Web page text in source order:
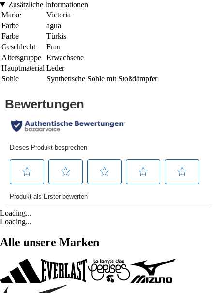
Zusätzliche Informationen
Marke
Victoria
Farbe
agua
Farbe
Türkis
Geschlecht
Frau
Altersgruppe
Erwachsene
Hauptmaterial Leder
Sohle
Synthetische Sohle mit Stoßdämpfer
Loading...
Loading...
Alle unsere Marken